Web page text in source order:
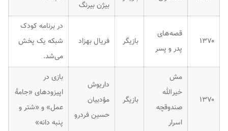
بیژن بیرنگ
۱۳۷۰
قصه‌های
پدر و پسر
بازیگر فریال بهزاد
در برنامه کودک
شبکه یک پخش
می‌شد.
۱۳۷۰
مش
خیرالله
صندوقچه
اسرار
بازیگر
داریوش
مؤدبیان
حسین فردرو
بازی در
اپیزودهای «جامهٔ
عمل» و «شتر و
پنبه دانه»